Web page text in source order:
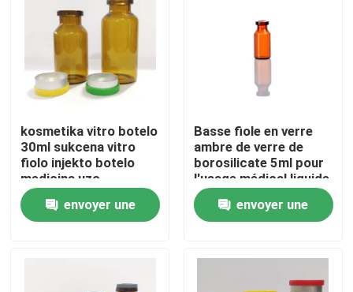
À la maison
Produits
À propos de nous
kosmetika vitro botelo
30ml sukcena vitro
fiolo injekto botelo
medicina uzo
envoyer une
Basse fiole en verre
ambre de verre de
borosilicate 5ml pour
l'usage médical liquide
pharmaceutique
envoyer une